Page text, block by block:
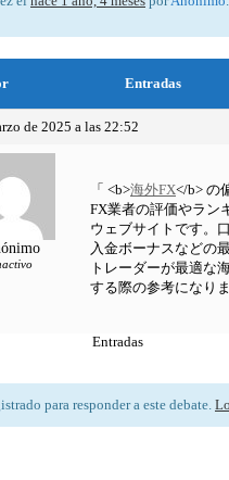
Entradas
de 2025 a las 22:52
「 <b>海外FX</b> の
FX業者の評価やラン
ウェブサイトです。
入金ボーナスなどの
トレーダーが最適な
する際の参考になりま
Entradas
para responder a este debate.